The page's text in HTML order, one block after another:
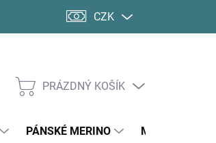
CZK
NÁKUPNÍ
PRÁZDNÝ KOŠÍK
PÁNSKÉ MERINO MERINO